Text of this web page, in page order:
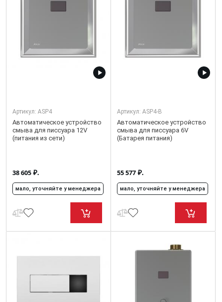
Артикул: ASP4
Автоматическое устройство
смыва для писсуара 12V
(питания из сети)
38 605 ₽.
мало, уточняйте у менеджера
Артикул: ASP4-B
Автоматическое устройство
смыва для писсуара 6V
(Батарея питания)
55 577 ₽.
мало, уточняйте у менеджера